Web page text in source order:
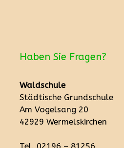
Haben Sie Fragen?
Waldschule
Städtische Grundschule
Am Vogelsang 20
42929 Wermelskirchen